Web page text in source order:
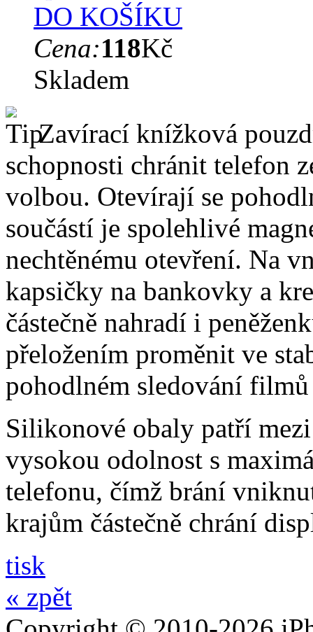
DO KOŠÍKU
Cena:118Kč
Skladem
Zavírací knížková
schopnosti chránit telefon
volbou. Otevírají se
součástí je spolehlivé
nechtěnému otevření. Na
kapsičky na bankovky a
částečně nahradí i
přeložením proměnit ve
pohodlném sledování
Silikonové obaly patří
vysokou odolnost s
telefonu, čímž brání
krajům částečně chrání
tisk
« zpět